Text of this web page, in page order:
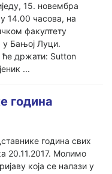
15. новембра
14.00 часова, на
факултету
у Бањој Луци.
ће држати: Sutton
...
година
година свих
20.11.2017. Молимо
која се налази у